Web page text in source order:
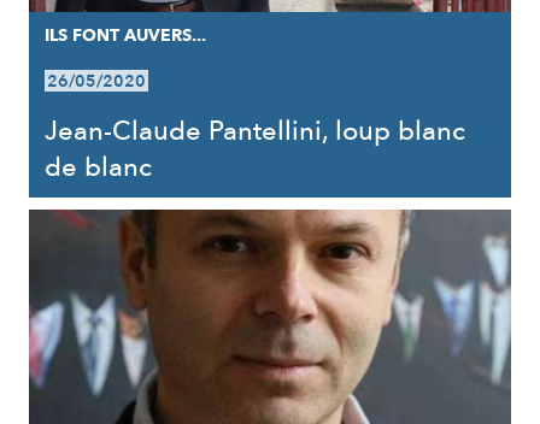
ILS FONT AUVERS...
26/05/2020
Jean-Claude Pantellini, loup blanc
de blanc